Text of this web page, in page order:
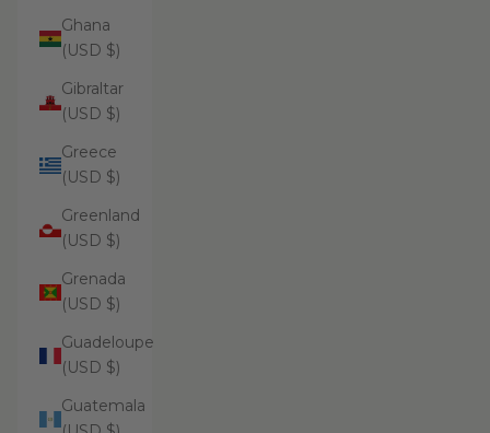
Ghana
(USD $)
Gibraltar
(USD $)
Greece
(USD $)
Greenland
(USD $)
Grenada
(USD $)
Guadeloupe
(USD $)
Guatemala